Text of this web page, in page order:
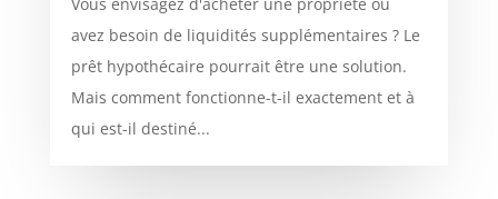
avez besoin de liquidités supplémentaires ? Le
prêt hypothécaire pourrait être une solution.
Mais comment fonctionne-t-il exactement et à
qui est-il destiné...